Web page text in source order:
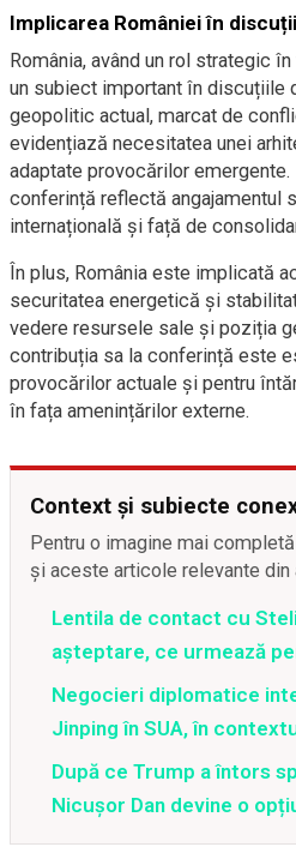
Implicarea României în
România, având un rol strategic
un subiect important în discuțiile
geopolitic actual, marcat de
evidențiază necesitatea unei
adaptate provocărilor
conferință reflectă angajamentul
internațională și față de
În plus, România este implicată
securitatea energetică și
vedere resursele sale și poziția
contribuția sa la conferință este
provocărilor actuale și pentru
în fața amenințărilor externe.
Context și subiecte
Pentru o imagine mai
și aceste articole relevante
Lentila de contact cu
așteptare, ce urmează
Negocieri diplomatice
Jinping în SUA, în
După ce Trump a întors
Nicușor Dan devine o